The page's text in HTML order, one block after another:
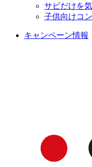
サビだけを
子供向けコ
キャンペーン情報